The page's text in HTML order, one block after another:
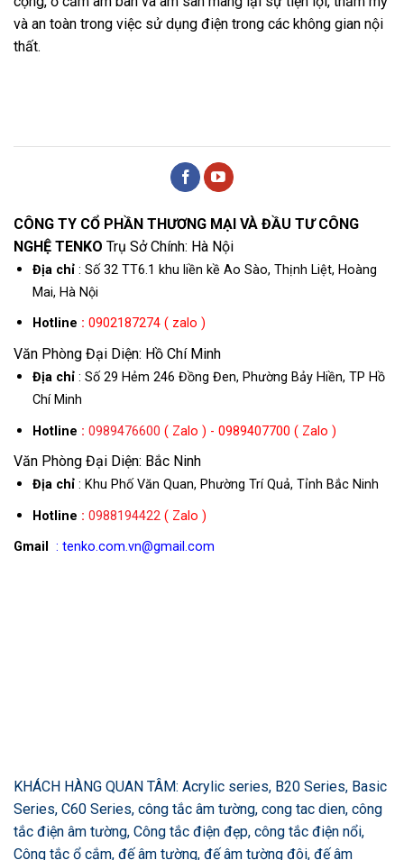
và an toàn trong việc sử dụng điện trong các không gian nội
thất.
CÔNG TY CỔ PHẦN THƯƠNG MẠI VÀ ĐẦU TƯ CÔNG
NGHỆ TENKO Trụ Sở Chính: Hà Nội
Địa chỉ: Số 32 TT6.1 khu liền kề Ao Sào, Thịnh Liệt, Hoàng
Mai, Hà Nội
Hotline : 0902187274 ( zalo )
Văn Phòng Đại Diện: Hồ Chí Minh
Địa chỉ: Số 29 Hẻm 246 Đồng Đen, Phường Bảy Hiền, TP Hồ
Chí Minh
Hotline : 0989476600 ( Zalo ) - 0989407700 ( Zalo )
Văn Phòng Đại Diện: Bắc Ninh
Địa chỉ: Khu Phố Văn Quan, Phường Trí Quả, Tỉnh Bắc Ninh
Hotline : 0988194422( Zalo )
Gmail : tenko.com.vn@gmail.com
KHÁCH HÀNG QUAN TÂM: Acrylic series, B20 Series, Basic
Series, C60 Series, công tắc âm tường, cong tac dien, công
tắc điện âm tường, Công tắc điện đẹp, công tắc điện nổi,
Công tắc ổ cắm, đế âm tường, đế âm tường đôi, đế âm